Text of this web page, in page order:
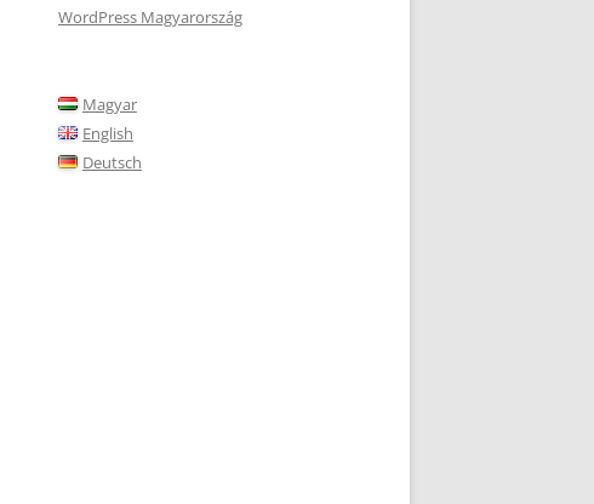
WordPress Magyarország
Magyar
English
Deutsch